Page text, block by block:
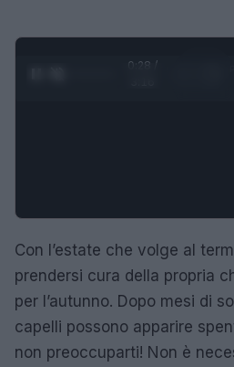
0:29 /
Con l’estate che volge al
prendersi cura della propria
per l’autunno. Dopo mesi di
capelli possono apparire
non preoccuparti! Non è